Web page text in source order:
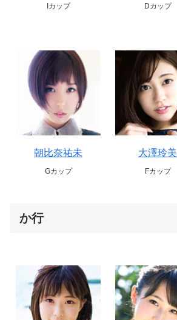
Iカップ Dカップ
朝比奈祐未
Gカップ
大澤玲美
Fカップ
か行